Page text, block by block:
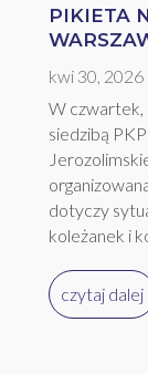
PIKIETA
kwi 30, 2026
W czwartek,
siedzibą
dotyczy
koleżanek i
czytaj dalej